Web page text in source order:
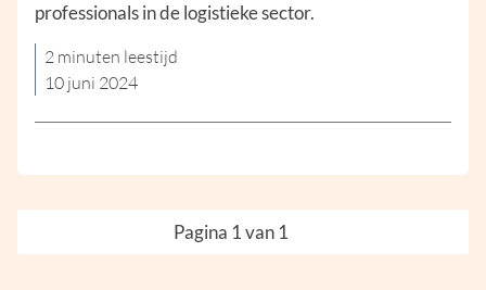
professionals in de logistieke sector.
2 minuten leestijd
10 juni 2024
Pagina 1 van 1